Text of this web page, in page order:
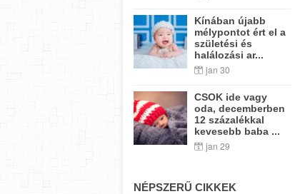
Kínában újabb
mélypontot ért el a
születési és
halálozási ar...
jan 30
CSOK ide vagy
oda, decemberben
12 százalékkal
kevesebb baba ...
jan 29
NÉPSZERŰ CIKKEK